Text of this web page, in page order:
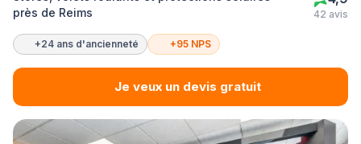
près de Reims
42 avis
+24 ans d'ancienneté +95 NPS
Je veux un devis gratuit